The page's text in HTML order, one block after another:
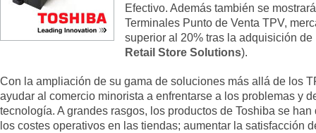
Efectivo. Además también se
Terminales Punto de Venta TPV,
superior al 20% tras la adquisición
Retail Store Solutions).
Con la ampliación de su gama de soluciones más allá de los
ayudar al comercio minorista a enfrentarse a los problemas y
tecnología. A grandes rasgos, los productos de Toshiba se
los costes operativos en las tiendas; aumentar la satisfacción